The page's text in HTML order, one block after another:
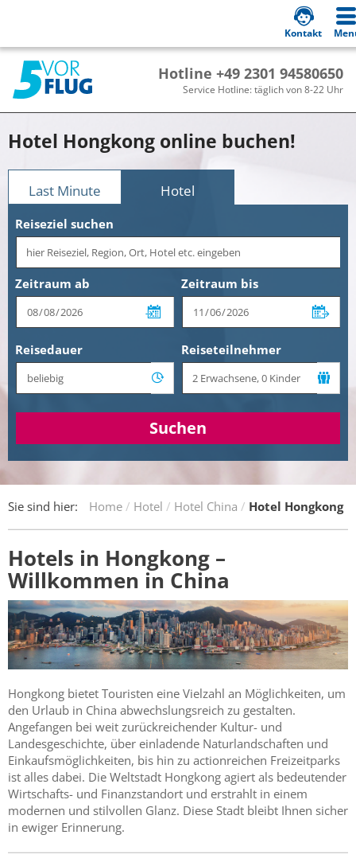
Hotline +49 2301 94580650
Service Hotline: täglich von 8-22 Uhr
Kontakt
Hotel Hongkong online buchen!
Last Minute Hotel
Reiseziel suchen
Zeitraum ab Zeitraum bis
Reisedauer Reiseteilnehmer
Suchen
Sie sind hier: Home Hotel Hotel China Hotel Hongkong
Hotels in Hongkong –
Willkommen in China
Hongkong bietet Touristen eine Vielzahl an Möglichkeiten, um
den Urlaub in China abwechslungsreich zu gestalten.
Angefangen bei weit zurückreichender Kultur- und
Landesgeschichte, über einladende Naturlandschaften und
Einkaufsmöglichkeiten, bis hin zu actionreichen Freizeitparks
ist alles dabei. Die Weltstadt Hongkong agiert als bedeutender
Wirtschafts- und Finanzstandort und erstrahlt in einem
modernen und stilvollen Glanz. Diese Stadt bleibt Ihnen sicher
in ewiger Erinnerung.